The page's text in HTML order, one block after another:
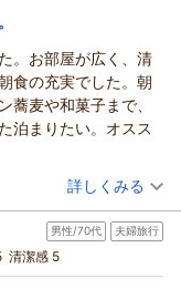
込)
ョンからの返信
いただきまして誠に
ムドリンク、クラ
、スタッフ一同大変
是非貸しボートに
。今後も快適で心地
、サービス向上に努
待ち申し上げており
（返信日：2026/07/24）
。お部屋が広く、清
食の充実でした。朝
蕎麦や和菓子まで、
泊まりたい。オスス
（投稿日：2026/07/21）
から冬へ、四季を楽しむ
詳しくみる
男性/70代 夫婦旅行
清潔感 5